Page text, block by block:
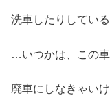
洗車したりしてい
…いつかは、この
廃車にしなきゃい